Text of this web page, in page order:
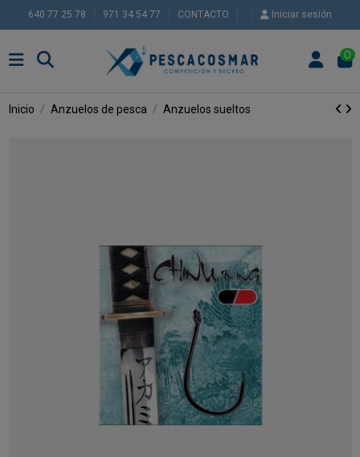
640 77 25 78 971 34 54 77 CONTACTO Iniciar sesión
0
Inicio Anzuelos de pesca Anzuelos sueltos